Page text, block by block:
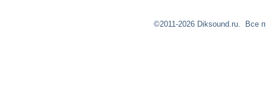
©2011-2026 Diksound.ru. Все